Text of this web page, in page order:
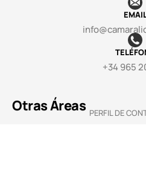
+34 965
Otras Áreas PERFIL DE